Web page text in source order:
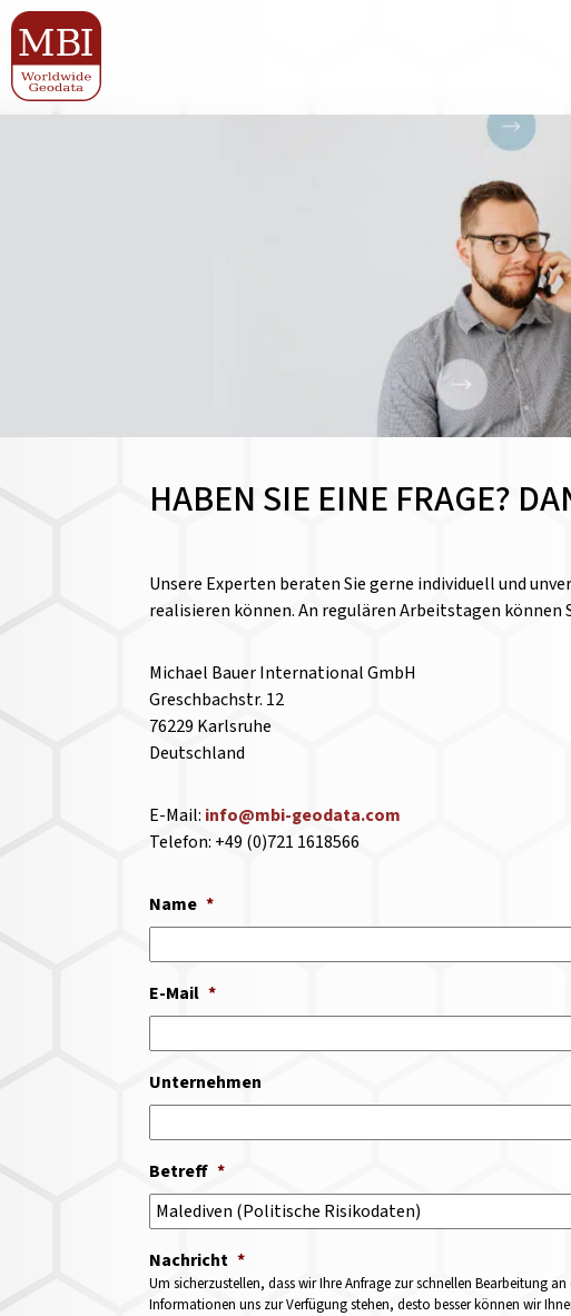
HABEN SIE EINE FRAGE?
Unsere Experten beraten Sie gerne individuell und
realisieren können. An regulären Arbeitstagen
Michael Bauer International GmbH
Greschbachstr. 12
76229 Karlsruhe
Deutschland
E-Mail: info@mbi-geodata.com
Telefon: +49 (0)721 1618566
Name *
E-Mail *
Unternehmen
Betreff *
Nachricht *
Um sicherzustellen, dass wir Ihre Anfrage zur schnellen Bearbeitung
Informationen uns zur Verfügung stehen, desto besser können wir